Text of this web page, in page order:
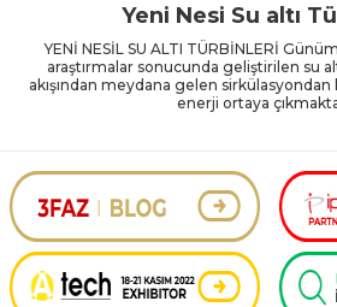
Yeni Nesi Su altı
YENİ NESİL SU ALTI TÜRBİNLERİ
araştırmalar sonucunda geliştirilen su
akışından meydana gelen sirkülasyondan
enerji ortaya